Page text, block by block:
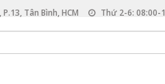
Tân Bình, HCM Thứ 2-6: 08:00-